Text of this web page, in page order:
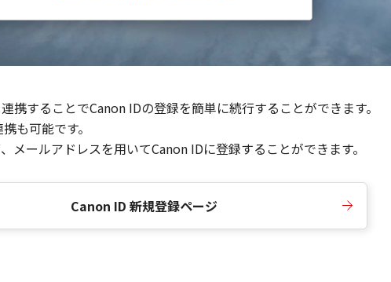
することでCanon IDの登録を簡単に続行することができます。
も可能です。
ールアドレスを用いてCanon IDに登録することができます。
Canon ID 新規登録ページ